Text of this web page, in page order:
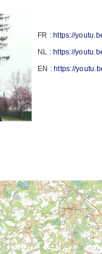
FR :https://
NL :https://
EN :https://